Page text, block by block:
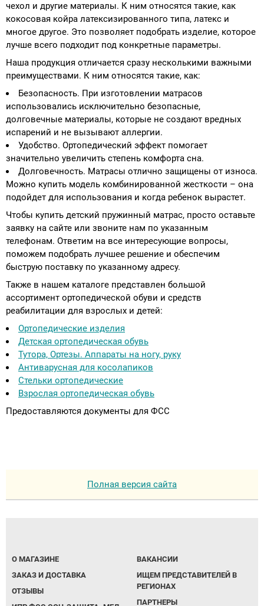
чехол и другие материалы. К ним относятся такие, как
кокосовая койра латексизированного типа, латекс и
многое другое. Это позволяет подобрать изделие, которое
лучше всего подходит под конкретные параметры.
Наша продукция отличается сразу несколькими важными
преимуществами. К ним относятся такие, как:
Безопасность. При изготовлении матрасов
использовались исключительно безопасные,
долговечные материалы, которые не создают вредных
испарений и не вызывают аллергии.
Удобство. Ортопедический эффект помогает
значительно увеличить степень комфорта сна.
Долговечность. Матрасы отлично защищены от износа.
Можно купить модель комбинированной жесткости – она
подойдет для использования и когда ребенок вырастет.
Чтобы купить детский пружинный матрас, просто оставьте
заявку на сайте или звоните нам по указанным
телефонам. Ответим на все интересующие вопросы,
поможем подобрать лучшее решение и обеспечим
быструю поставку по указанному адресу.
Также в нашем каталоге представлен большой
ассортимент ортопедической обуви и средств
реабилитации для взрослых и детей:
Ортопедические изделия
Детская ортопедическая обувь
Тутора, Ортезы. Аппараты на ногу, руку
Антиварусная для косолапиков
Стельки ортопедические
Взрослая ортопедическая обувь
Предоставляются документы для ФСС
Полная версия сайта
О МАГАЗИНЕ
ЗАКАЗ И ДОСТАВКА
ОТЗЫВЫ
ВАКАНСИИ
ИЩЕМ ПРЕДСТАВИТЕЛЕЙ В
РЕГИОНАХ
ПАРТНЕРЫ